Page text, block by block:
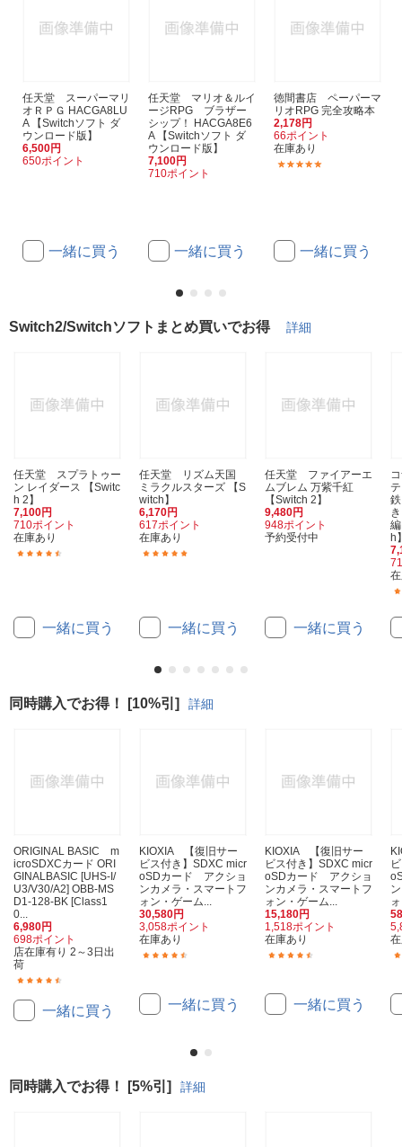
任天堂 スーパーマリ
オＲＰＧ HACGA8LU
A 【Switchソフト ダ
ウンロード版】
6,500円
650ポイント
一緒に買う
任天堂 マリオ＆ルイ
ージRPG ブラザー
シップ！ HACGA8E6
A 【Switchソフト ダ
ウンロード版】
7,100円
710ポイント
一緒に買う
徳間書店 ペーパーマ
リオRPG 完全攻略本
2,178円
66ポイント
在庫あり
一緒に買う
Switch2/Switchソフトまとめ買いでお得 詳細
任天堂 スプラトゥー
ン レイダース 【Switc
h 2】
7,100円
710ポイント
在庫あり
一緒に買う
任天堂 リズム天国
ミラクルスターズ 【S
witch】
6,170円
617ポイント
在庫あり
一緒に買う
任天堂 ファイアーエ
ムブレム 万紫千紅
【Switch 2】
9,480円
948ポイント
予約受付中
一緒に買う
h
同時購入でお得！ [10%引] 詳細
ORIGINAL BASIC m
icroSDXCカード ORI
GINALBASIC [UHS-I/
U3/V30/A2] OBB-MS
D1-128-BK [Class1
0...
6,980円
698ポイント
店在庫有り 2～3日出
荷
一緒に買う
KIOXIA 【復旧サー
ビス付き】SDXC micr
oSDカード アクショ
ンカメラ・スマートフ
ォン・ゲーム...
30,580円
3,058ポイント
在庫あり
一緒に買う
KIOXIA 【復旧サー
ビス付き】SDXC micr
oSDカード アクショ
ンカメラ・スマートフ
ォン・ゲーム...
15,180円
1,518ポイント
在庫あり
一緒に買う
同時購入でお得！ [5%引] 詳細